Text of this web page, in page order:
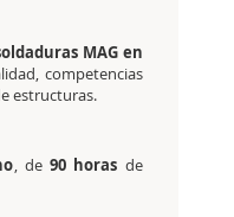
MAG en
competencias
estructuras.
, de90 horas de